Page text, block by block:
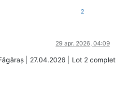
2
29 apr. 2026, 04:09
| 27.04.2026 | Lot 2 complet